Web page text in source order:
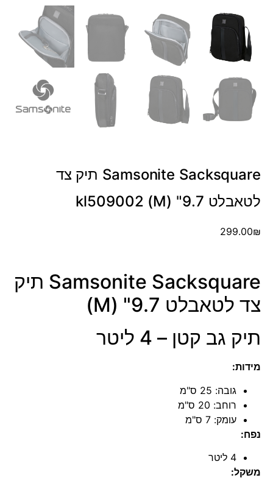
Samsonite Sacksquare תיק צד
לטאבלט 9.7" (M) kl509002
299.00₪
Samsonite Sacksquare תיק
צד לטאבלט 9.7" (M)
תיק גב קטן – 4 ליטר
מידות:
גובה: 25 ס"מ
רוחב: 20 ס"מ
עומק: 7 ס"מ
נפח:
4 ליטר
משקל: